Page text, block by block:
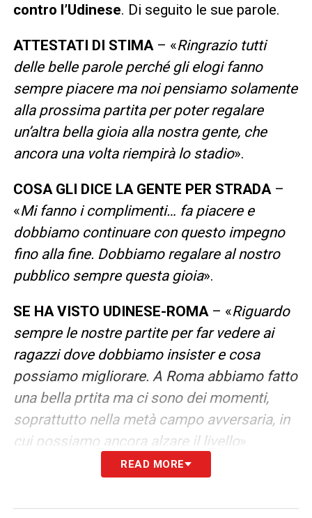
contro l’Udinese. Di seguito le sue parole.
ATTESTATI DI STIMA– «Ringrazio tutti
delle belle parole perché gli elogi fanno
sempre piacere ma noi pensiamo solamente
alla prossima partita per poter regalare
un’altra bella gioia alla nostra gente, che
ancora una volta riempirà lo stadio».
COSA GLI DICE LA GENTE PER STRADA–
«Mi fanno i complimenti… fa piacere e
dobbiamo continuare con questo impegno
fino alla fine. Dobbiamo regalare al nostro
pubblico sempre questa gioia».
SE HA VISTO UDINESE-ROMA– «Riguardo
sempre le nostre partite per far vedere ai
ragazzi dove dobbiamo insister e cosa
possiamo migliorare. A Roma abbiamo fatto
una bella prtita ma ci sono dei momenti,
soprattutto nella metà campo avversaria, in
cui possiamo ancora alzare il livello».
COSA HA IMPARATO DALLA SFIDA
READ MORE